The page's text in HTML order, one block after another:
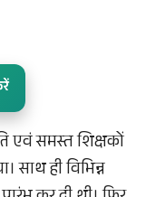
एवं समस्त शिक्षकों
ही विभिन्न